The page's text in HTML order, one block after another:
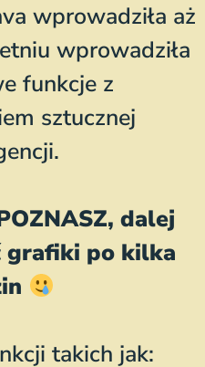
wprowadziła aż
wprowadziła
funkcje z
sztucznej
dalej
grafiki po kilka
takich jak: